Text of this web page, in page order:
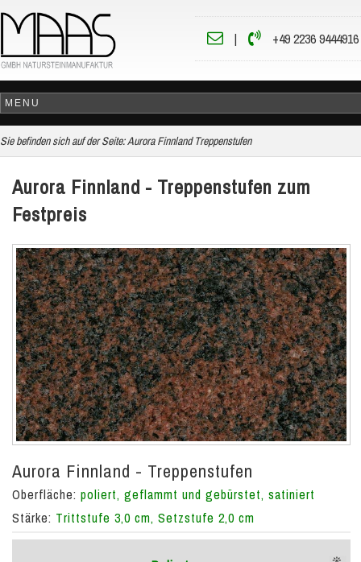
| +49 2236 9444916
Sie befinden sich auf der Seite:Aurora Finnland Treppenstufen
Aurora Finnland - Treppenstufen zum
Festpreis
Aurora Finnland - Treppenstufen
Oberfläche: poliert, geflammt und gebürstet, satiniert
Stärke: Trittstufe 3,0 cm, Setzstufe 2,0 cm